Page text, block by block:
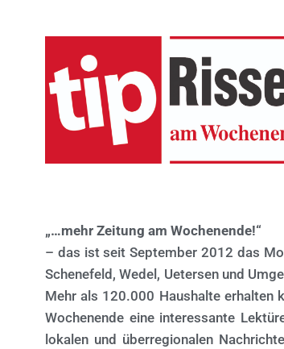
„…mehr Zeitung am Wochenende!“
– das ist seit September 2012 das
Schenefeld, Wedel, Uetersen und
Mehr als 120.000 Haushalte erhalten
Wochenende eine interessante
lokalen und überregionalen